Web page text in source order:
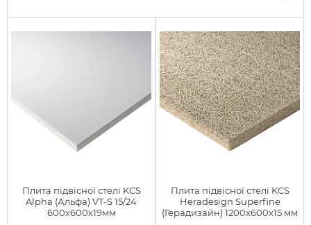
Плита підвісної стелі KCS
Alpha (Альфа) VT-S 15/24
600х600х19мм
Плита підвісної стелі KCS
Heradesign Superfine
(Герадизайн) 1200x600х15 мм